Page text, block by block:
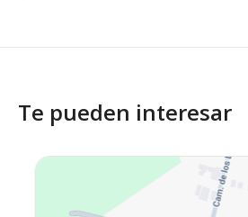
Te pueden interesar